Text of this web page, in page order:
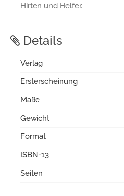
Hirten und Helfer.
Details
Verlag
Ersterscheinung
Maße
Gewicht
Format
ISBN-13
Seiten